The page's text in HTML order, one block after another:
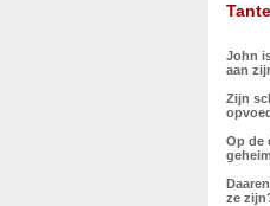
John
aan
Zijn
Op de
ze